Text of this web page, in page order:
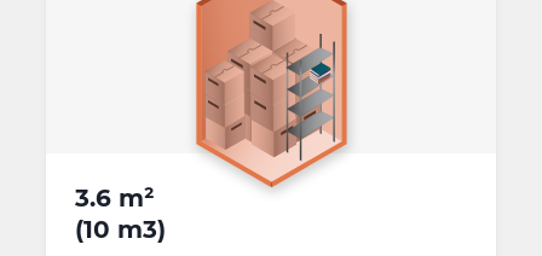
3.6 m²
(10 m3)